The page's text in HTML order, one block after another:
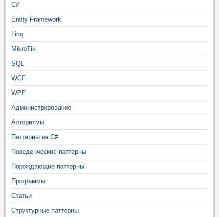
C#
Entity Framework
Linq
MikroTik
SQL
WCF
WPF
Администрирование
Алгоритмы
Паттерны на C#
Поведенческие паттерны
Порождающие паттерны
Программы
Статьи
Структурные паттерны